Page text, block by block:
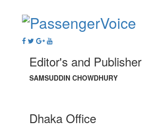
Editor's and Publisher
SAMSUDDIN CHOWDHURY
Dhaka Office